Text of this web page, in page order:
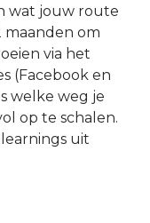
wat jouw route
maanden om
via het
(Facebook en
welke weg je
op te schalen.
uit